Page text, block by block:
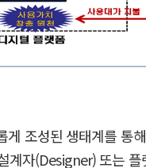
조성된 생태계를 통
계자(Designer) 또는